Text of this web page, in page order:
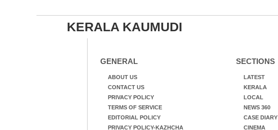
KERALA KAUMUDI
GENERAL
ABOUT US
CONTACT US
PRIVACY POLICY
TERMS OF SERVICE
EDITORIAL POLICY
PRIVACY POLICY-KAZHCHA
SECTIONS
LATEST
KERALA
LOCAL
NEWS 360
CASE DIARY
CINEMA